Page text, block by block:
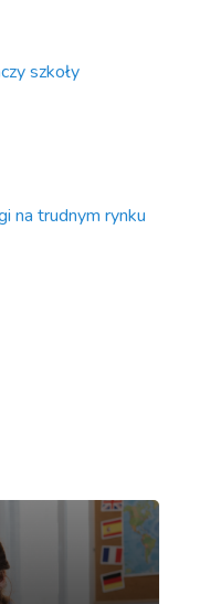
szkoły
na trudnym rynku